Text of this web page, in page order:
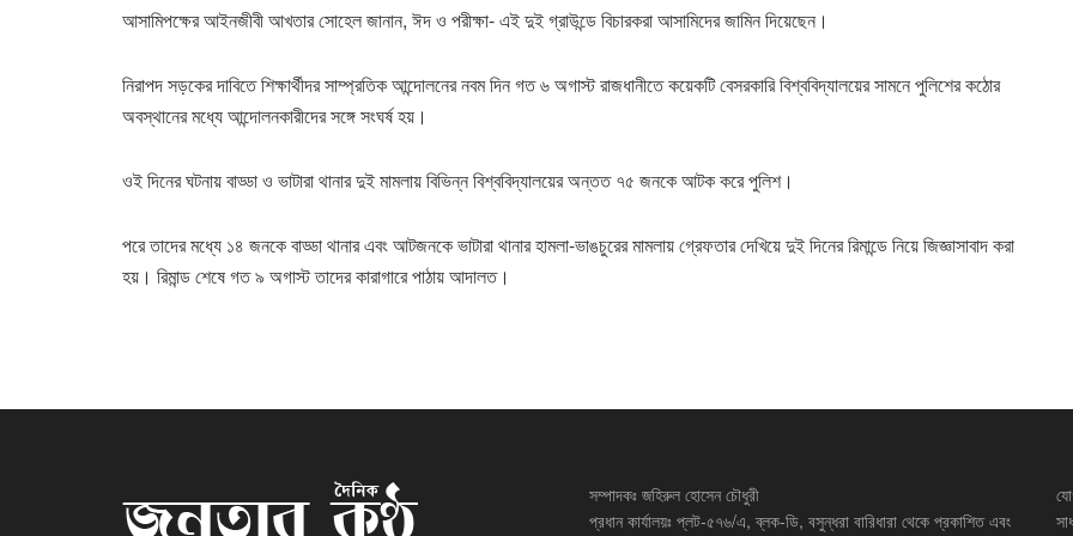
আসামিপক্ষের আইনজীবী আখতার সোহেল জানান, ঈদ ও পরীক্ষা- এই দুই গ্রাউন্ডে বিচারকরা আসামিদের জামিন দিয়েছেন।
নিরাপদ সড়কের দাবিতে শিক্ষার্থীদর সাম্প্রতিক আন্দোলনের নবম দিন গত ৬ অগাস্ট রাজধানীতে কয়েকটি বেসরকারি বিশ্ববিদ্যালয়ের সামনে পুলিশের কঠোর
অবস্থানের মধ্যে আন্দোলনকারীদের সঙ্গে সংঘর্ষ হয়।
ওই দিনের ঘটনায় বাড্ডা ও ভাটারা থানার দুই মামলায় বিভিন্ন বিশ্ববিদ্যালয়ের অন্তত ৭৫ জনকে আটক করে পুলিশ।
পরে তাদের মধ্যে ১৪ জনকে বাড্ডা থানার এবং আটজনকে ভাটারা থানার হামলা-ভাঙচুরের মামলায় গ্রেফতার দেখিয়ে দুই দিনের রিমান্ডে নিয়ে জিজ্ঞাসাবাদ করা
হয়। রিমান্ড শেষে গত ৯ অগাস্ট তাদের কারাগারে পাঠায় আদালত।
সম্পাদকঃ জহিরুল হোসেন চৌধুরী
প্রধান কার্যালয়ঃ প্লট-৫৭৬/এ, ব্লক-ডি, বসুন্ধরা বারিধারা থেকে প্রকাশিত এবং